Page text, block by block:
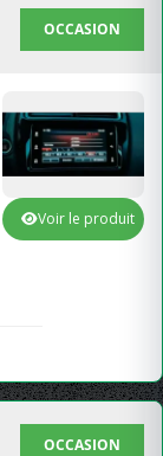
OCCASION
Voir le produit
OCCASION